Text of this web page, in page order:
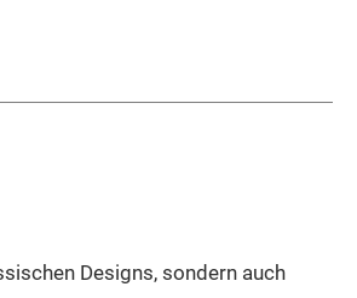
Designs, sondern auch